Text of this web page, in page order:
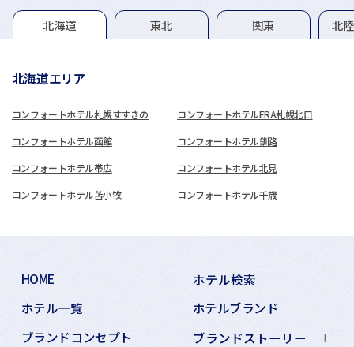
グループホテル一覧
北海道 東北 関東 北
北海道エリア
コンフォートホテル札幌すすきの コンフォートホテルERA札幌北口
コンフォートホテル函館 コンフォートホテル釧路
コンフォートホテル帯広 コンフォートホテル北見
コンフォートホテル苫小牧 コンフォートホテル千歳
HOME
ホテル検索
ホテル一覧
ホテルブランド
ブランドコンセプト
ブランドストーリー